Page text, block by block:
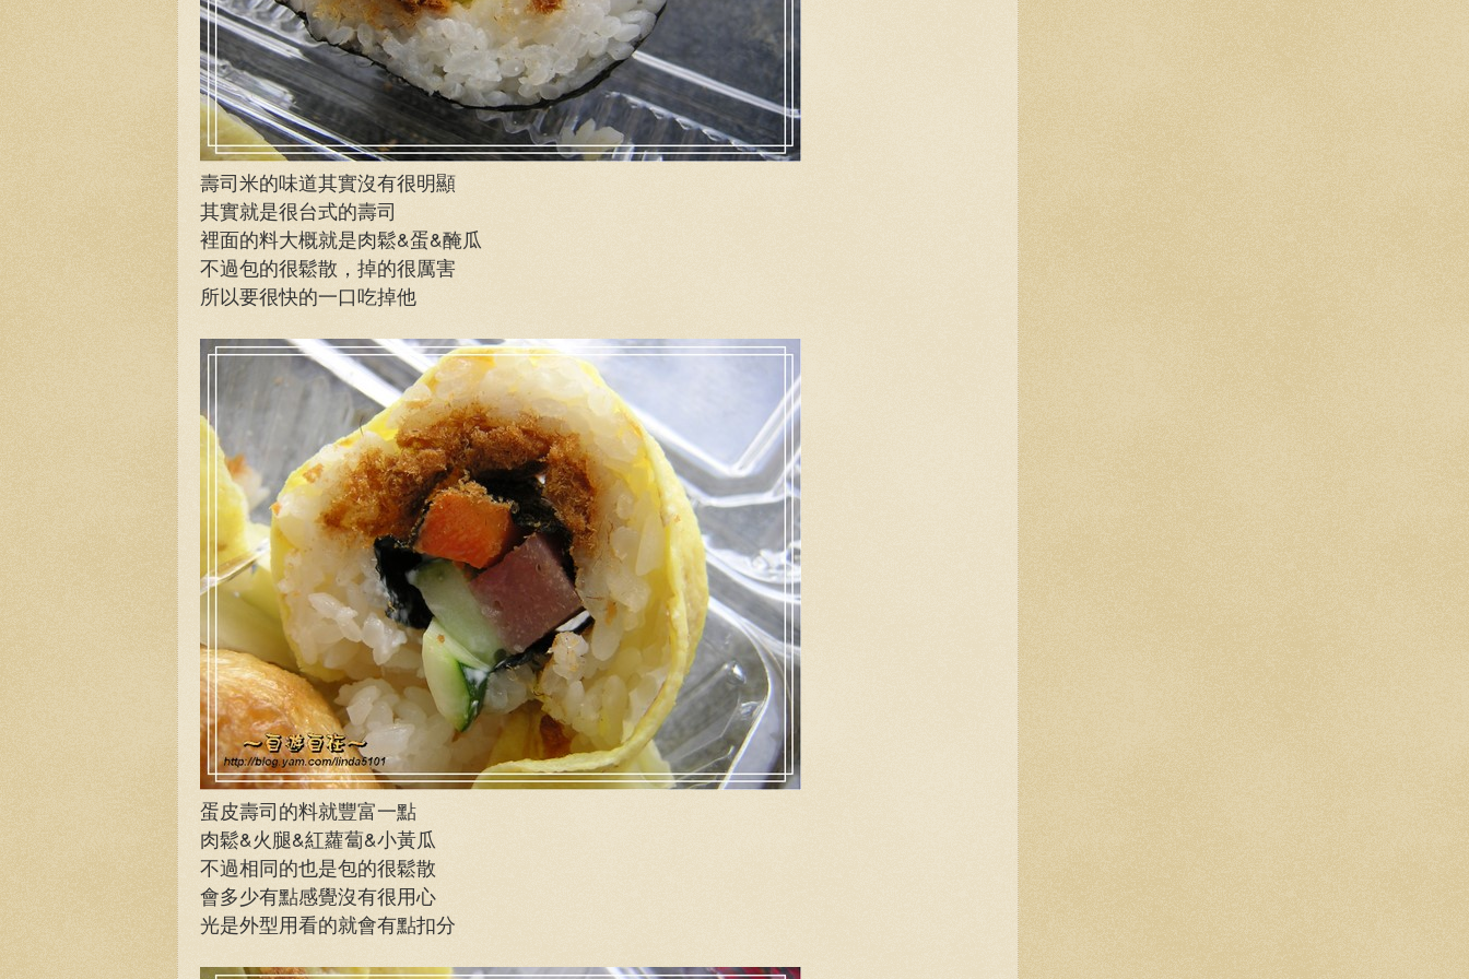
壽司米的味道其實沒有很明顯
其實就是很台式的壽司
裡面的料大概就是肉鬆&蛋&醃瓜
不過包的很鬆散，掉的很厲害
所以要很快的一口吃掉他
蛋皮壽司的料就豐富一點
肉鬆&火腿&紅蘿蔔&小黃瓜
不過相同的也是包的很鬆散
會多少有點感覺沒有很用心
光是外型用看的就會有點扣分